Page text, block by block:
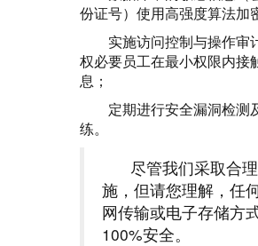
份证号）使用高强度算法加
实施访问控制与操作审
权必要员工在最小权限内接
息；
定期进行安全漏洞检测
练。
尽管我们采取合
施，但请您理解，任
网传输或电子存储方
100%安全。